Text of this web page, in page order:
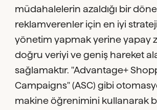
müdahalelerin azaldığı bir
reklamverenler için en iyi
yönetim yapmak yerine yapay
doğru veriyi ve geniş hareket
sağlamaktır. "Advantage+
Campaigns" (ASC) gibi
makine öğrenimini kullanarak